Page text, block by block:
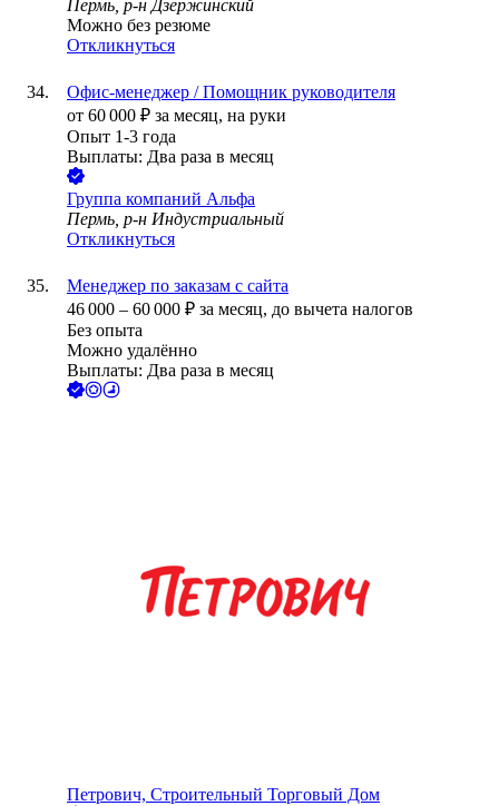
Пермь, р-н Дзержинский
Можно без резюме
Откликнуться
Офис-менеджер / Помощник руководителя
от 60 000 ₽ за месяц, на руки
Опыт 1-3 года
Выплаты: Два раза в месяц
Группа компаний Альфа
Пермь, р-н Индустриальный
Откликнуться
Менеджер по заказам с сайта
46 000 – 60 000 ₽ за месяц, до вычета налогов
Без опыта
Можно удалённо
Выплаты: Два раза в месяц
Петрович, Строительный Торговый Дом